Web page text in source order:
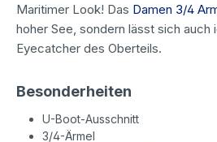
Maritimer Look! Das Damen 3/4
hoher See, sondern lässt sich
Eyecatcher des Oberteils.
Besonderheiten
U-Boot-Ausschnitt
3/4-Ärmel